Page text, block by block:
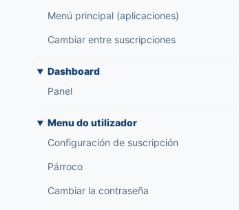
Menú principal (aplicaciones)
Cambiar entre suscripciones
Dashboard
Panel
Menu do utilizador
Configuración de suscripción
Párroco
Cambiar la contraseña